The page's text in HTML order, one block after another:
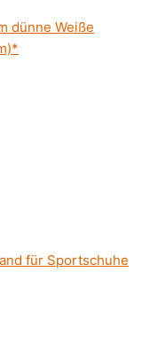
dünne Weiße
für Sportschuhe